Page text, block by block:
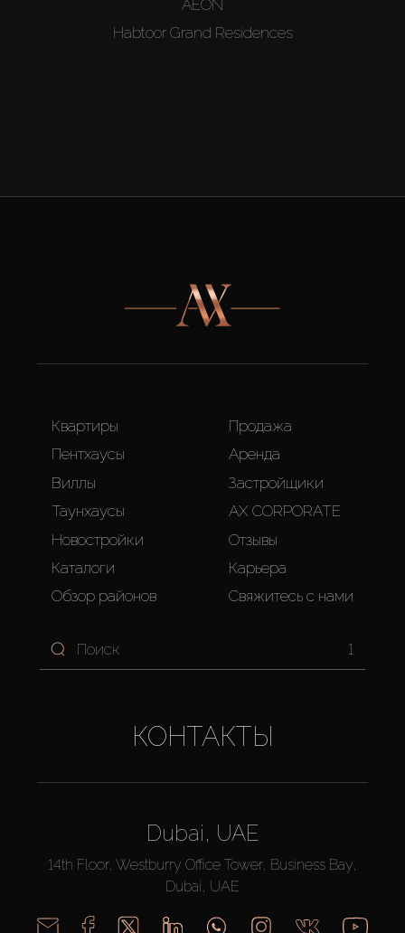
AEON
Habtoor Grand Residences
Квартиры
Пентхаусы
Виллы
Таунхаусы
Новостройки
Каталоги
Обзор районов
Продажа
Аренда
Застройщики
AX CORPORATE
Отзывы
Карьера
Свяжитесь с нами
1
КОНТАКТЫ
Dubai, UAE
14th Floor, Westburry Office Tower, Business Bay,
Dubai, UAE